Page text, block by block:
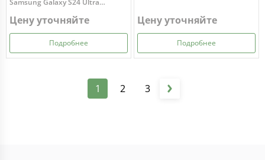
Samsung Galaxy S24 Ultra
Цену уточняйте
Подробнее
Цену уточняйте
Подробнее
1 2 3